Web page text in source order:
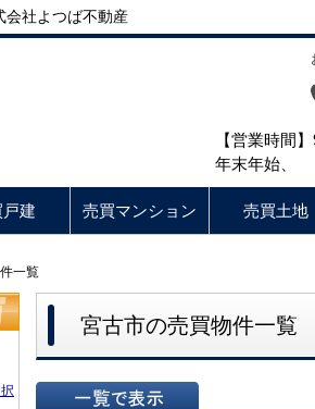
会社よつば不動産
【営業時間
年末年始、
建 売買マンション 売買土地
一覧
宮古市の売買物件一覧